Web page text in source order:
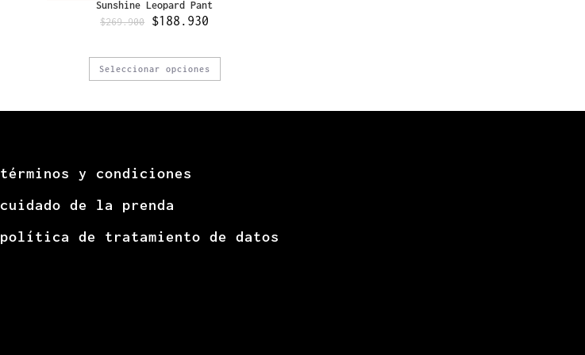
Sunshine Leopard Pant
$269.900 $188.930
Seleccionar opciones
términos y condiciones
cuidado de la prenda
política de tratamiento de datos